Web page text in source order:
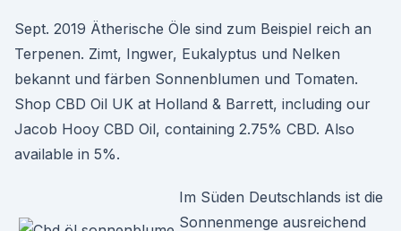
Sept. 2019 Ätherische Öle sind zum Beispiel reich an
Terpenen. Zimt, Ingwer, Eukalyptus und Nelken
bekannt und färben Sonnenblumen und Tomaten.
Shop CBD Oil UK at Holland & Barrett, including our
Jacob Hooy CBD Oil, containing 2.75% CBD. Also
available in 5%.
Im Süden Deutschlands ist die
Sonnenmenge ausreichend